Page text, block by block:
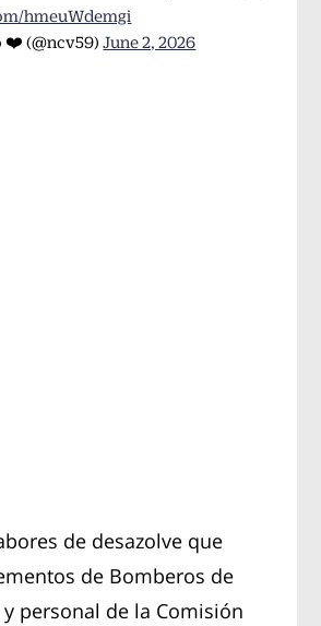
hmeuWdemgi
❤️ (@ncv59)June 2, 2026
de desazolve que
de Bomberos de
personal de la Comisión